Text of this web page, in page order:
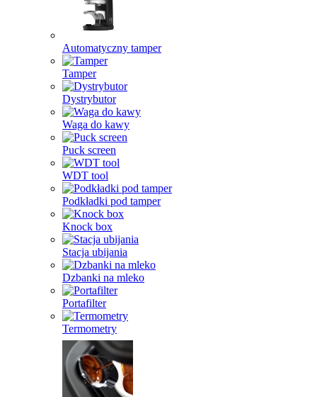
Automatyczny tamper
Tamper
Dystrybutor
Waga do kawy
Puck screen
WDT tool
Podkładki pod tamper
Knock box
Stacja ubijania
Dzbanki na mleko
Portafilter
Termometry